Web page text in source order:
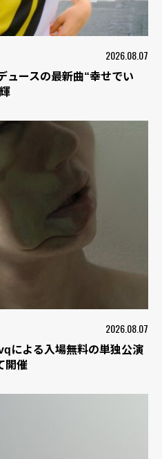
2026.08.07
ュースの最新曲“幸せでい
2026.08.07
による入場無料の単独公演
開催